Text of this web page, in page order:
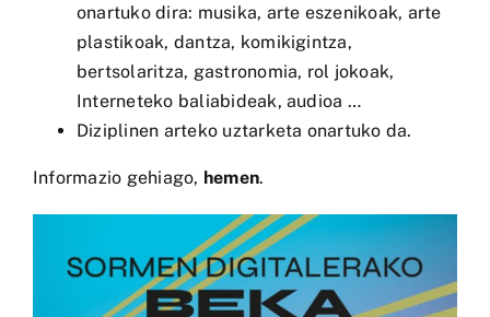
onartuko dira: musika, arte eszenikoak, arte
plastikoak, dantza, komikigintza,
bertsolaritza, gastronomia, rol jokoak,
Interneteko baliabideak, audioa …
Diziplinen arteko uztarketa onartuko da.
Informazio gehiago, hemen.